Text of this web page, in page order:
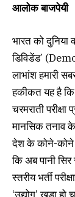
आलोक बाजपेयी
भारत को
डिविडेंड’
लाभांश हमारी
हकीकत यह है कि
चरमराती
मानसिक तनाव
देश के कोने-कोने
कि अब पानी
स्तरीय भर्ती